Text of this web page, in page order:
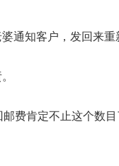
知客户，发回来重
肯定不止这个数目